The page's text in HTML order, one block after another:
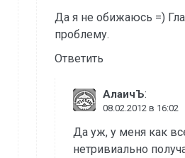
Да я не обижаюсь =)
проблему.
Ответить
АлаичЪ:
08.02.2012 в 16:02
Да уж, у меня как
нетривиально